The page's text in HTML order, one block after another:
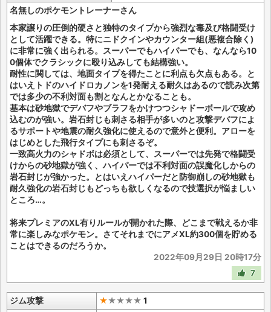
名無しのポケモントレーナーさん
本家譲りの圧倒的硬さと独特のタイプから強烈な毒及び格闘受け
として活躍できる。特にニドクインやカウンター組(悪複合除く)
に非常に強く出られる。スーパーでもハイパーでも、なんなら10
0個体でクラシックに殴り込みしても結構強い。
耐性に関しては、地面タイプを得たことに利点も欠点もある。と
はいえトドのハイドロカノンを1発耐える耐久はあるので読み次第
では多少の不利対面も割となんとかなることも。
基本は砂地獄でデバフやブラフをかけつつシャドーボールで攻め
込むのが強い。岩石封じも刺さる相手が多いのと攻撃デバフによ
るサポートや地震の耐久強化に使えるので意外と便利。アローを
はじめとした飛行タイプにも刺さるぞ。
一致高火力のシャドボは必須として、スーパーでは先発で格闘受
けからの砂地獄が強く、ハイパーでは不利対面の誤魔化しからの
岩石封じが強かった。とはいえハイパーだと防御崩しの砂地獄も
耐久強化の岩石封じもどっちも欲しくなるので技選択が悩ましい
ところ…。
将来プレミアのXL有りルールが開かれた際、どこまで戦えるか非
常に楽しみなポケモン。さてそれまでにアメXL約300個を貯める
ことはできるのだろうか。
2022年09月29日 20時17分
7
ジム攻撃 ★★★★★ 1